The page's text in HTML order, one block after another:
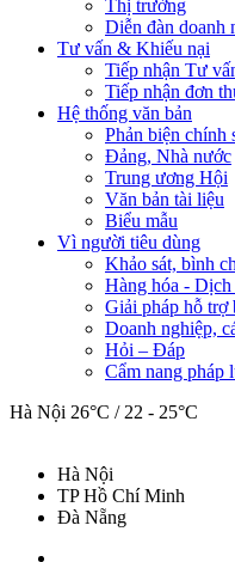
Thị trường
Diễn đàn doanh
Tư vấn & Khiếu nại
Tiếp nhận Tư
Tiếp nhận đơn
Hệ thống văn bản
Phản biện chính
Đảng, Nhà nước
Trung ương Hội
Văn bản tài liệu
Biểu mẫu
Vì người tiêu dùng
Khảo sát, bình
Hàng hóa -
Giải pháp hỗ trợ
Doanh nghiệp,
Hỏi – Đáp
Cẩm nang pháp
Hà Nội 26°C / 22 - 25°C
Hà Nội
TP Hồ Chí Minh
Đà Nẵng